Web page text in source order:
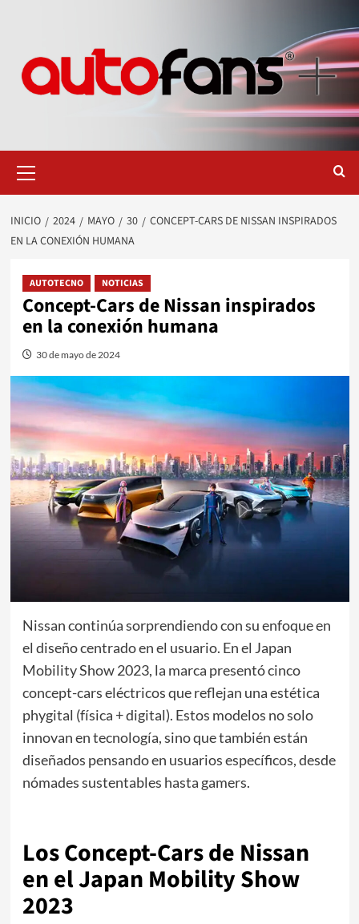
primario
INICIO 2024 MAYO 30
CONCEPT-CARS DE NISSAN INSPIRADOS
EN LA CONEXIÓN HUMANA
AUTOTECNO NOTICIAS
Concept-Cars de Nissan inspirados
en la conexión humana
30 de mayo de 2024
Nissan continúa sorprendiendo con su enfoque en
el diseño centrado en el usuario. En el Japan
Mobility Show 2023, la marca presentó cinco
concept-cars eléctricos que reflejan una estética
phygital (física + digital). Estos modelos no solo
innovan en tecnología, sino que también están
diseñados pensando en usuarios específicos, desde
nómades sustentables hasta gamers.
Los Concept-Cars de Nissan
en el Japan Mobility Show
2023